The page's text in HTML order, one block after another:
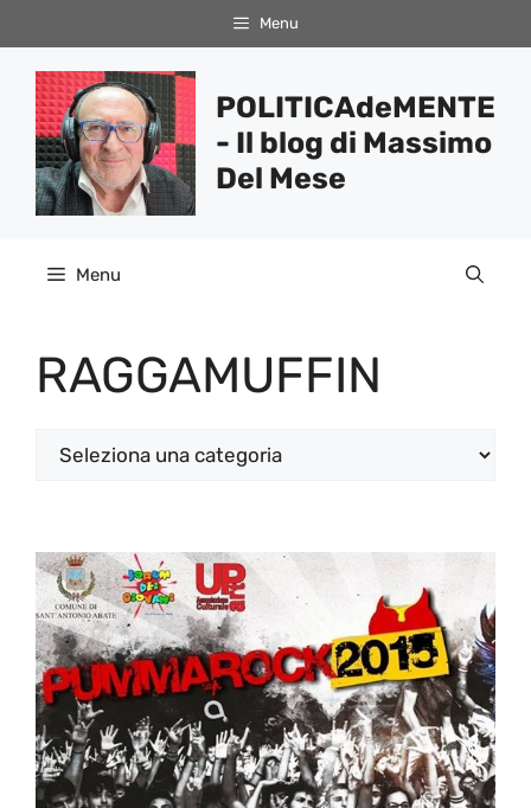
al
contenuto
Menu
POLITICAdeMENTE
- Il blog di Massimo
Del Mese
Menu
RAGGAMUFFIN
Categorie